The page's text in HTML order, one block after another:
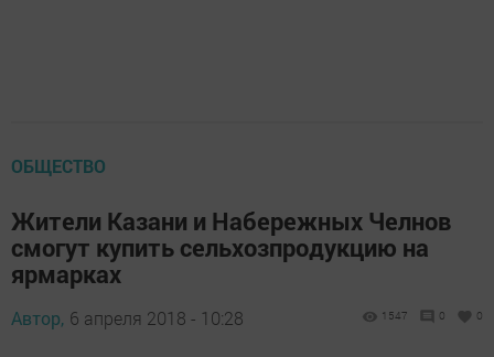
ОБЩЕСТВО
Жители Казани и Набережных Челнов
смогут купить сельхозпродукцию на
ярмарках
Автор, 6 апреля 2018 - 10:28 1547 0 0